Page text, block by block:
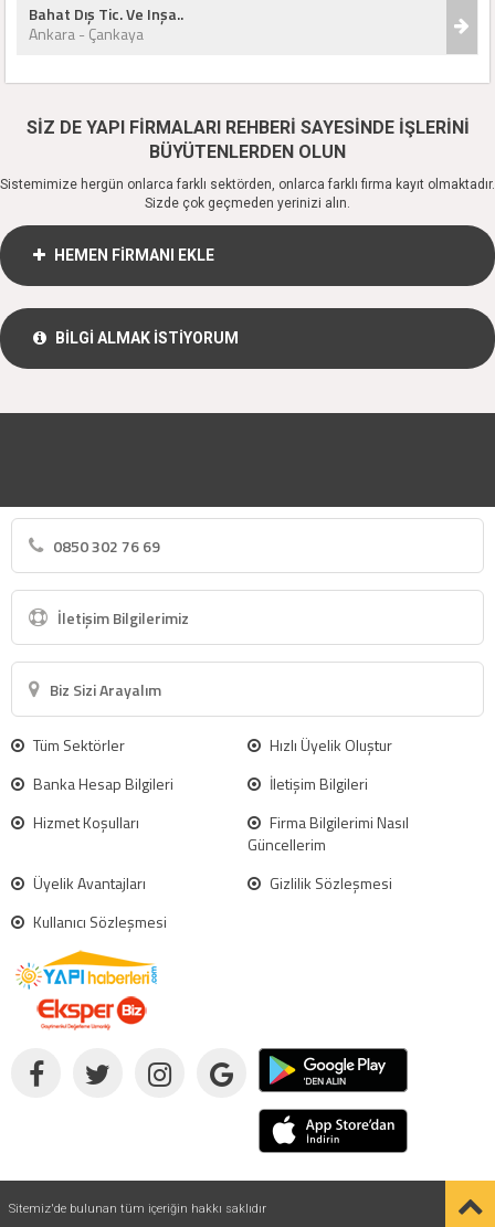
Bahat Dış Tic. Ve Inşa..
Ankara - Çankaya
SİZ DE YAPI FİRMALARI REHBERİ SAYESİNDE İŞLERİNİ
BÜYÜTENLERDEN OLUN
Sistemimize hergün onlarca farklı sektörden, onlarca farklı firma kayıt olmaktadır.
Sizde çok geçmeden yerinizi alın.
HEMEN FİRMANI EKLE
BİLGİ ALMAK İSTİYORUM
0850 302 76 69
İletişim Bilgilerimiz
Biz Sizi Arayalım
Tüm Sektörler
Hızlı Üyelik Oluştur
Banka Hesap Bilgileri
İletişim Bilgileri
Hizmet Koşulları
Firma Bilgilerimi Nasıl
Güncellerim
Üyelik Avantajları
Gizlilik Sözleşmesi
Kullanıcı Sözleşmesi
Sitemiz'de bulunan tüm içeriğin hakkı saklıdır